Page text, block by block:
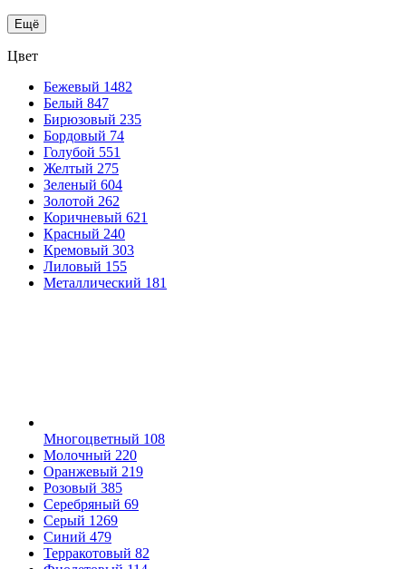
Ещё
Цвет
Бежевый 1482
Белый 847
Бирюзовый 235
Бордовый 74
Голубой 551
Желтый 275
Зеленый 604
Золотой 262
Коричневый 621
Красный 240
Кремовый 303
Лиловый 155
Металлический 181
Многоцветный 108
Молочный 220
Оранжевый 219
Розовый 385
Серебряный 69
Серый 1269
Синий 479
Терракотовый 82